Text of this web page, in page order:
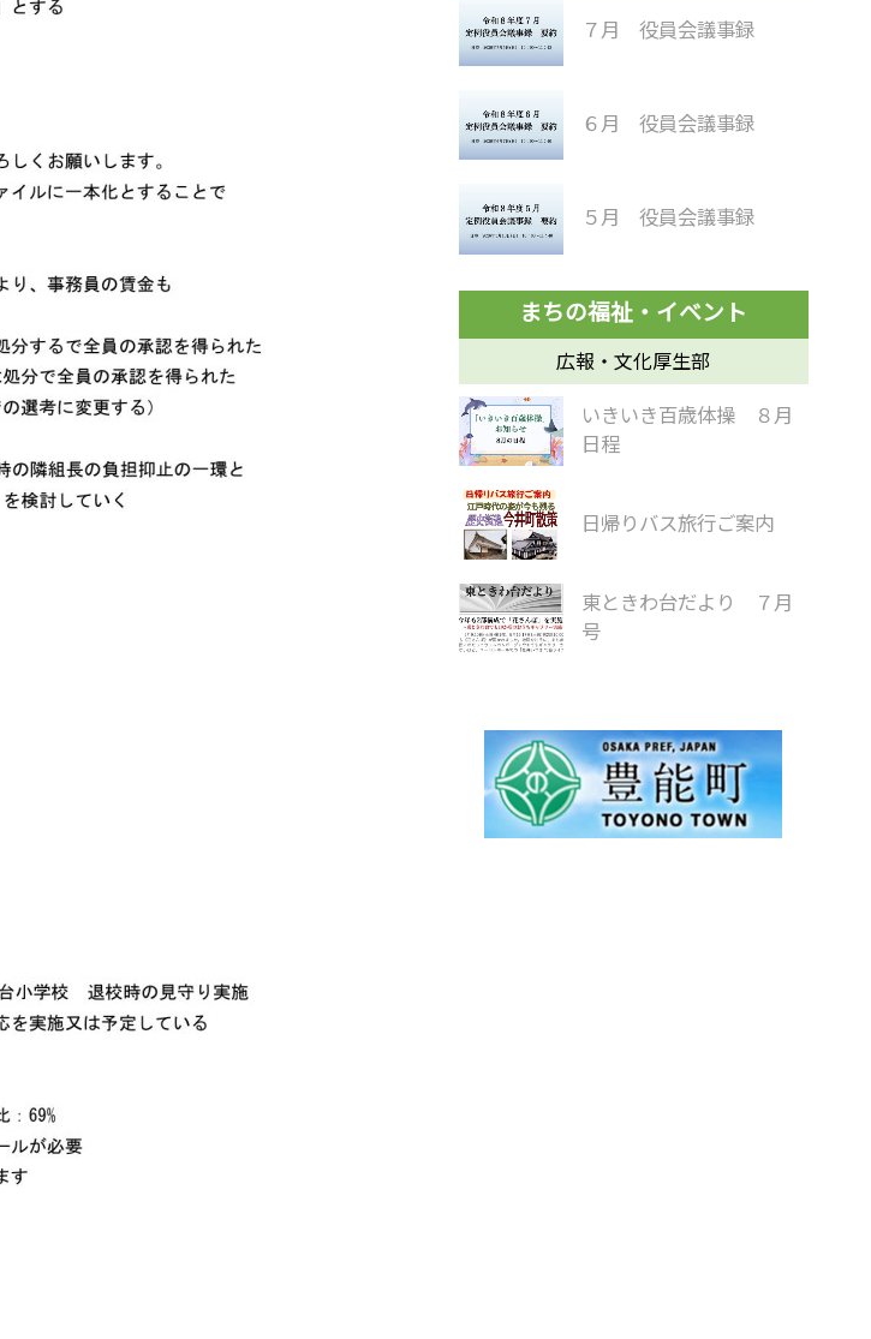
７月 役員会議事録
６月 役員会議事録
５月 役員会議事録
広報・文化厚生部
いきいき百歳体操 ８月
日程
日帰りバス旅行ご案内
東ときわ台だより ７月
号